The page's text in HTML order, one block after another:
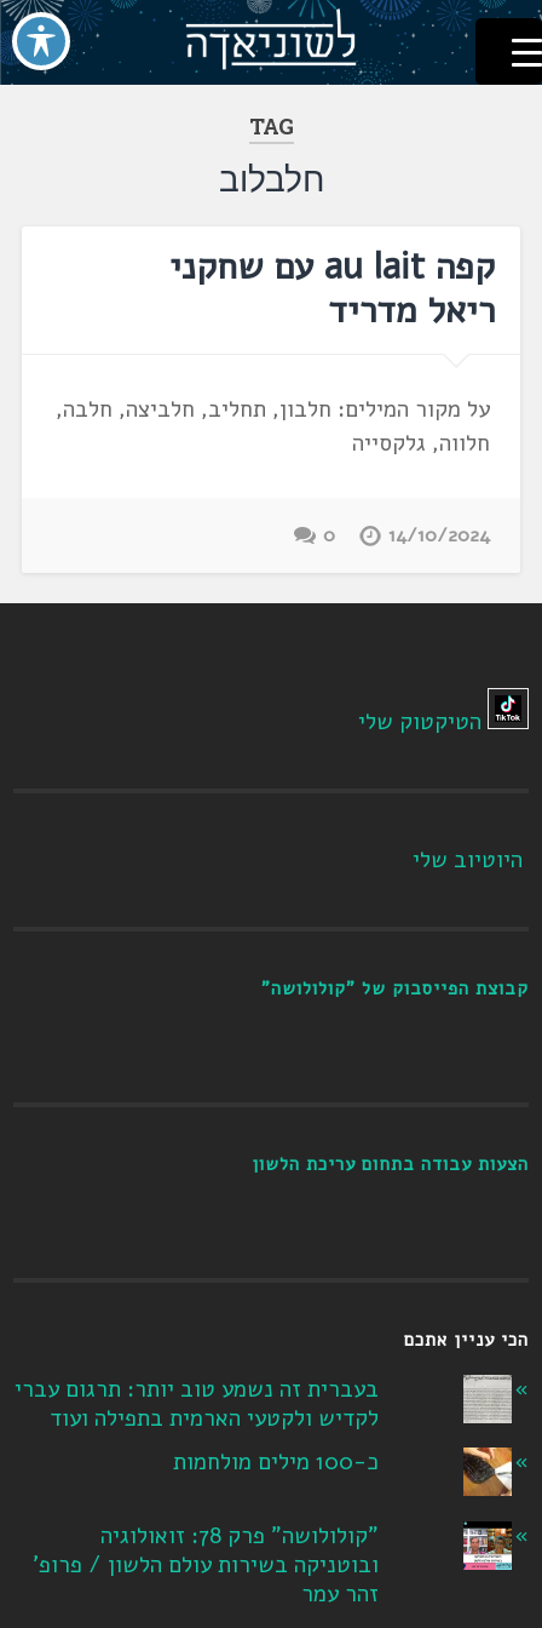
דלג
לתוכן
לשוניאדה
עברית. לשון. שפה
TAG
חלבלוב
קפה au lait עם שחקני
ריאל מדריד
על מקור המילים: חלבון, תחליב, חלביצה, חלבה,
חלווה, גלקסייה
14/10/2024
0
הטיקטוק שלי
היוטיוב שלי
קבוצת הפייסבוק של "קולולושה"
הצעות עבודה בתחום עריכת הלשון
הכי עניין אתכם
בעברית זה נשמע טוב יותר: תרגום עברי
לקדיש ולקטעי הארמית בתפילה ועוד
כ-100 מילים מולחמות
"קולולושה" פרק 78: זואולוגיה
ובוטניקה בשירות עולם הלשון / פרופ'
זהר עמר